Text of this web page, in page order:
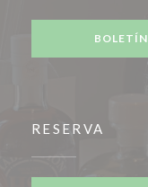
BOLETÍN
RESERVA